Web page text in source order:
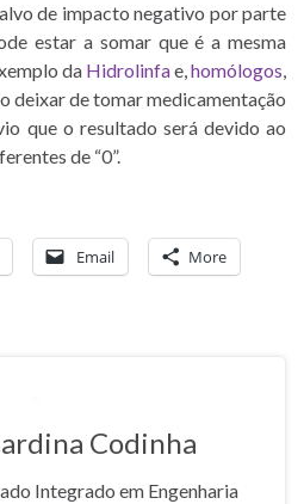
de impacto negativo por parte
estar a somar que é a mesma
da Hidrolinfae,homólogos,
deixar de tomar medicamentação
que o resultado será devido ao
de “0”.
Email More
Codinha
Integrado em Engenharia